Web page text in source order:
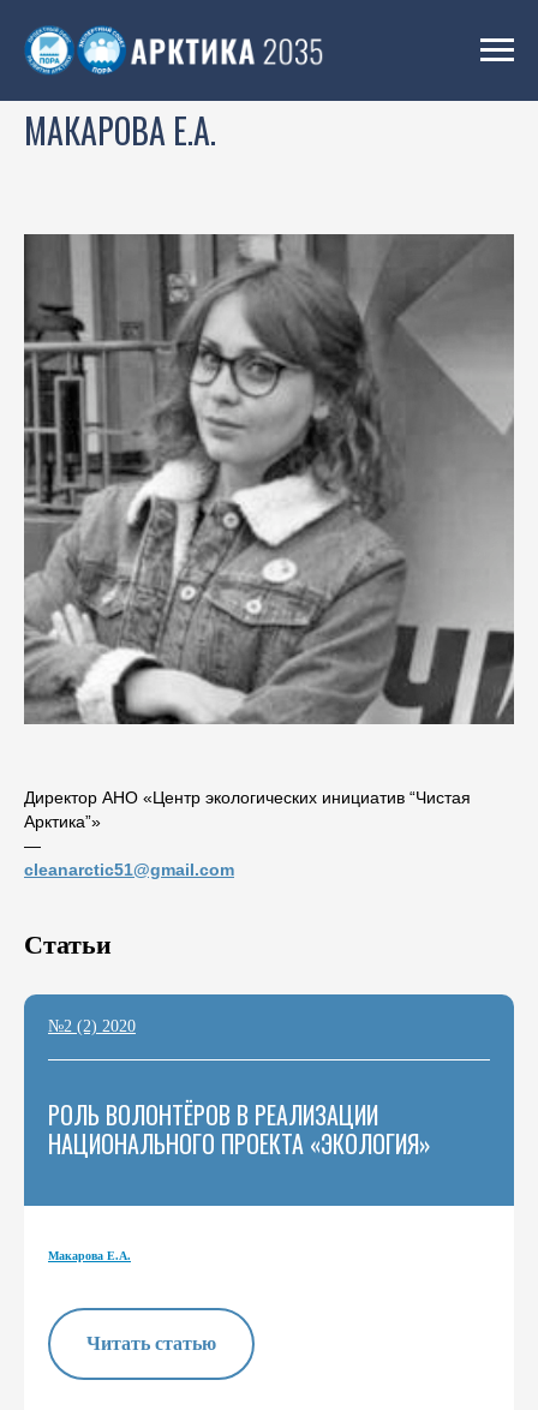
МАКАРОВА Е.А.
Директор АНО «Центр экологических инициатив “Чистая
Арктика”»
―
cleanarctic51@gmail.com
Статьи
№2 (2) 2020
РОЛЬ ВОЛОНТЁРОВ В РЕАЛИЗАЦИИ
НАЦИОНАЛЬНОГО ПРОЕКТА «ЭКОЛОГИЯ»
Макарова Е.А.
Читать статью